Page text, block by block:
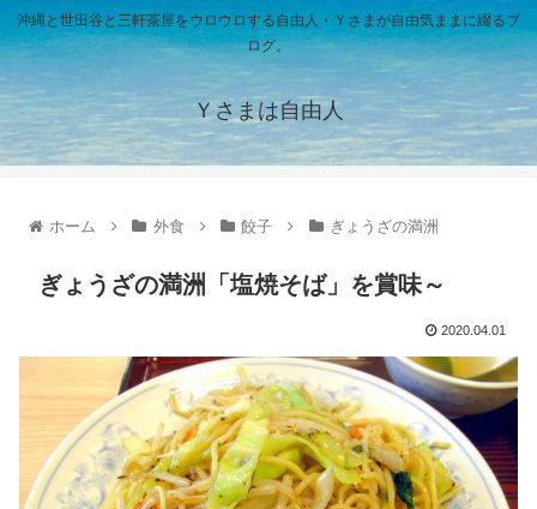
沖縄と世田谷と三軒茶屋をウロウロする自由人・Ｙさまが自由気ままに綴るブ
ログ。
Ｙさまは自由人
ホーム 外食 餃子 ぎょうざの満洲
ぎょうざの満洲「塩焼そば」を賞味～
2020.04.01